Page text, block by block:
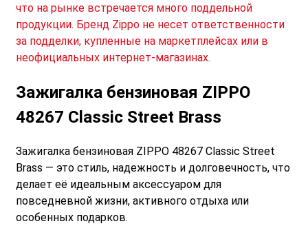
что на рынке встречается много поддельной
продукции. Бренд Zippo не несет ответственности
за подделки, купленные на маркетплейсах или в
неофициальных интернет-магазинах.
Зажигалка бензиновая ZIPPO
48267 Classic Street Brass
Зажигалка бензиновая ZIPPO 48267 Classic Street
Brass — это стиль, надежность и долговечность, что
делает её идеальным аксессуаром для
повседневной жизни, активного отдыха или
особенных подарков.